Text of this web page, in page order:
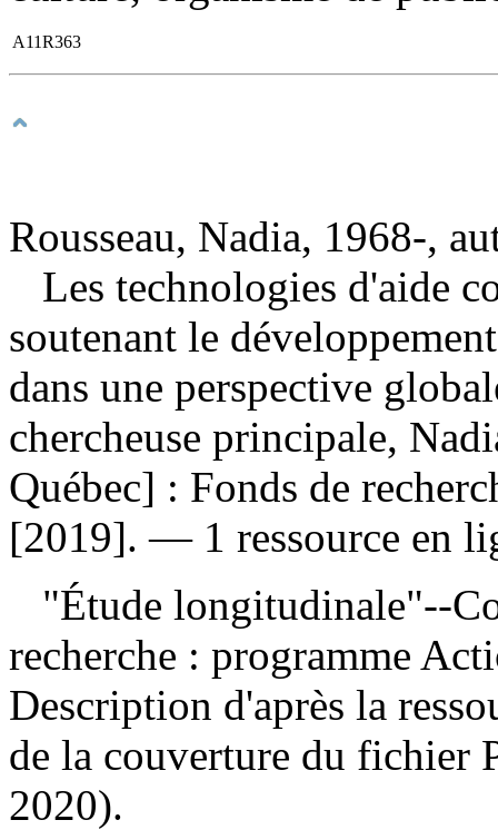
A11R363
Rousseau, Nadia, 1968-,
Les technologies d'aide
soutenant le
dans une perspective
chercheuse principale,
Québec] : Fonds de
[2019]. — 1 ressource en
"Étude longitudinale"--
recherche : programme
Description d'après la
de la couverture du fichier
2020).